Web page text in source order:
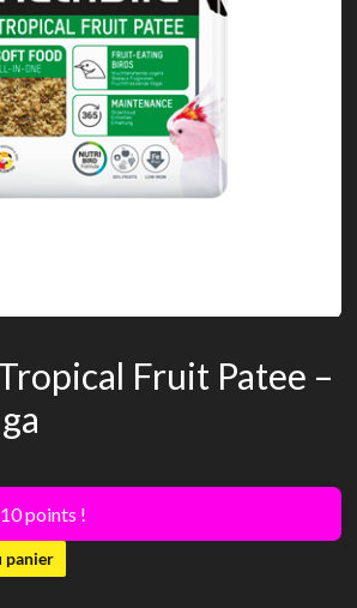
Fruit Patee –
points !
panier